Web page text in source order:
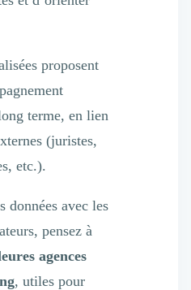
proposent
terme, en lien
(juristes,
etc.).
données avec les
pensez à
agences
, utiles pour